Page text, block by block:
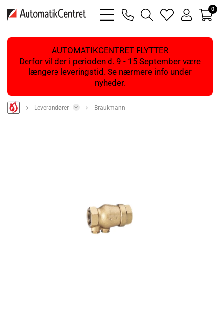
bars
light
phone
magnifying
glass
heart
light
user
light
0
AUTOMATIKCENTRET FLYTTER
Derfor vil der i perioden d. 9 - 15 September være
længere leveringstid. Se nærmere info under
nyheder.
Leverandører Braukmann